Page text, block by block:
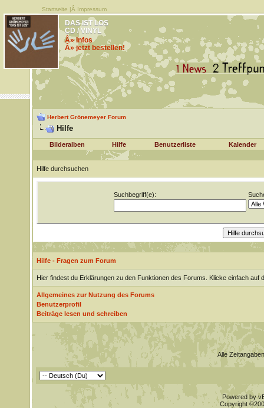
Startseite |Â Impressum
DAS IST LOS
CD / VINYL
Â» Infos
Â» jetzt bestellen!
Herbert Grönemeyer Forum
Hilfe
Bilderalben Hilfe Benutzerliste Kalender
Hilfe durchsuchen
Suchbegriff(e):
Hilfe - Fragen zum Forum
Hier findest du Erklärungen zu den Funktionen des Forums. Klicke einfach
Allgemeines zur Nutzung des Forums
Benutzerprofil
Beiträge lesen und schreiben
Alle
Powered by
Copyright